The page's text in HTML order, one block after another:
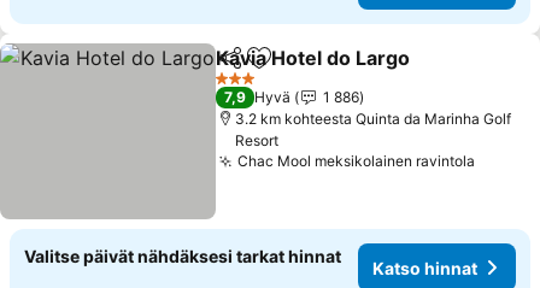
Jaa Lisää suosikkeihin
Kavia Hotel do Largo
3 Tähtiluokitus
7,9 Hyvä
1 886
3.2 km kohteesta Quinta da Marinha Golf
Resort
Chac Mool meksikolainen ravintola
Valitse päivät nähdäksesi tarkat hinnat
Katso hinnat